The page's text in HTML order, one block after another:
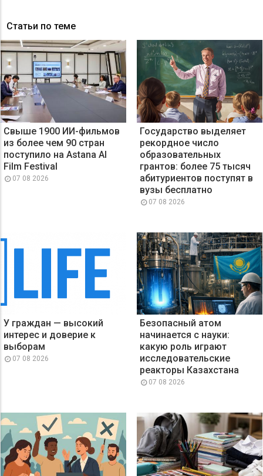
Статьи по теме
Свыше 1900 ИИ-фильмов
из более чем 90 стран
поступило на Astana AI
Film Festival
07 08 2026
Государство выделяет
рекордное число
образовательных
грантов: более 75 тысяч
абитуриентов поступят в
вузы бесплатно
07 08 2026
У граждан — высокий
интерес и доверие к
выборам
07 08 2026
Безопасный атом
начинается с науки:
какую роль играют
исследовательские
реакторы Казахстана
07 08 2026